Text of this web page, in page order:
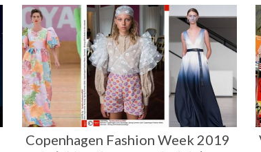
Copenhagen Fashion Week 2019